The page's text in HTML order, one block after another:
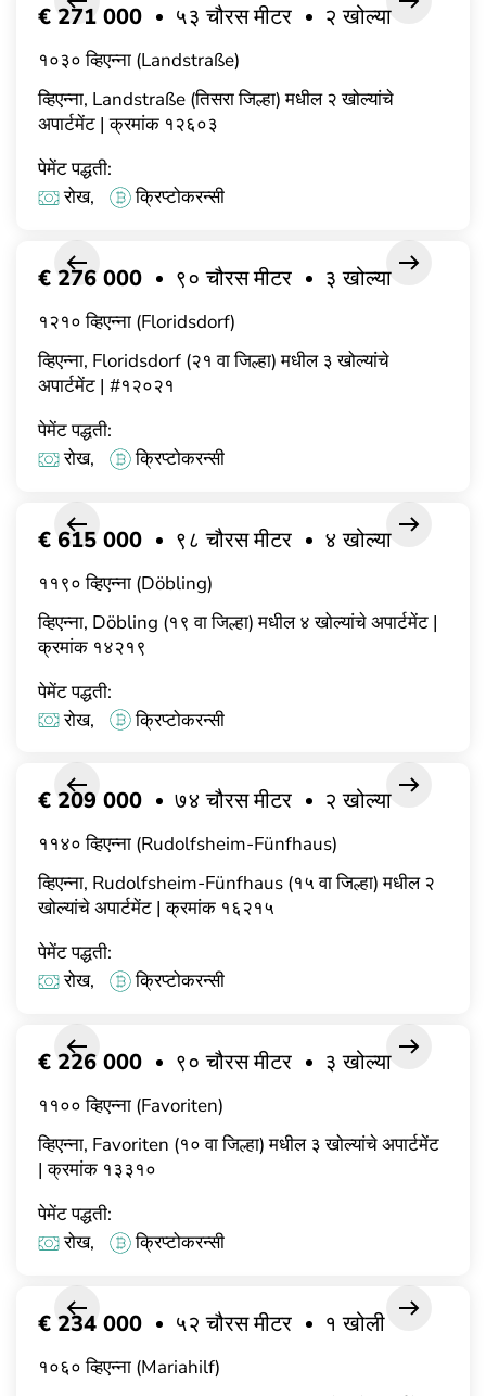
व्हिएन्ना, Landstraße (तिसरा जिल्हा) मधील २ खोल्यांचे
अपार्टमेंट | क्रमांक १२६०३
€ 271 000 ५३ चौरस मीटर २ खोल्या
१०३० व्हिएन्ना (Landstraße)
पेमेंट पद्धती:
रोख,
क्रिप्टोकरन्सी
व्हिएन्ना, Floridsdorf (२१ वा जिल्हा) मधील ३ खोल्यांचे
अपार्टमेंट | #१२०२१
€ 276 000 ९० चौरस मीटर ३ खोल्या
१२१० व्हिएन्ना (Floridsdorf)
पेमेंट पद्धती:
रोख,
क्रिप्टोकरन्सी
व्हिएन्ना, Döbling (१९ वा जिल्हा) मधील ४ खोल्यांचे अपार्टमेंट |
क्रमांक १४२१९
€ 615 000 ९८ चौरस मीटर ४ खोल्या
११९० व्हिएन्ना (Döbling)
पेमेंट पद्धती:
रोख,
क्रिप्टोकरन्सी
व्हिएन्ना, Rudolfsheim-Fünfhaus (१५ वा जिल्हा) मधील २
खोल्यांचे अपार्टमेंट | क्रमांक १६२१५
€ 209 000 ७४ चौरस मीटर २ खोल्या
११४० व्हिएन्ना (Rudolfsheim-Fünfhaus)
पेमेंट पद्धती:
रोख,
क्रिप्टोकरन्सी
व्हिएन्ना, Favoriten (१० वा जिल्हा) मधील ३ खोल्यांचे अपार्टमेंट
| क्रमांक १३३१०
€ 226 000 ९० चौरस मीटर ३ खोल्या
११०० व्हिएन्ना (Favoriten)
पेमेंट पद्धती:
रोख,
क्रिप्टोकरन्सी
€ 234 000 ५२ चौरस मीटर १ खोली
१०६० व्हिएन्ना (Mariahilf)